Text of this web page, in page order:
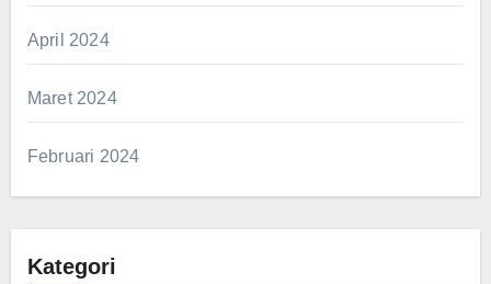
April 2024
Maret 2024
Februari 2024
Kategori